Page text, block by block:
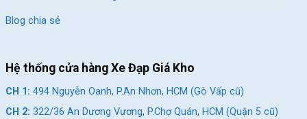
Khung xe Carbon nhẹ và bền
Thiết Kế Khí Động Học
Blog chia sẻ
Hệ thống cửa hàng Xe Đạp Giá Kho
CH 1: 494 Nguyễn Oanh, P.An Nhơn, HCM (Gò Vấp cũ)
CH 2: 322/36 An Dương Vương, P.Chợ Quán, HCM (Quận 5 cũ)